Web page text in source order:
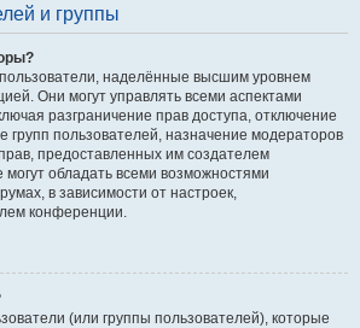
и группы
наделённые высшим уровнем
Они могут управлять всеми аспектами
разграничение прав доступа, отключение
групп пользователей, назначение модераторов
предоставленных им создателем
обладать всеми возможностями
в зависимости от настроек,
конференции.
(или группы пользователей), которые